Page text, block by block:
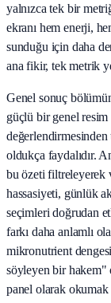
yalnızca tek bir
ekranı hem enerji,
sunduğu için daha
ana fikir, tek metrik
Genel sonuç
güçlü bir genel
değerlendirmesinden
oldukça faydalıdır.
bu özeti filtreleyerek
hassasiyeti, günlük
seçimleri doğrudan
farkı daha anlamlı
mikronutrient
söyleyen bir hakem"
panel olarak okumak